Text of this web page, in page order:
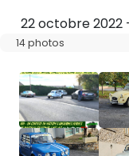
22 octobre 2022
14 photos